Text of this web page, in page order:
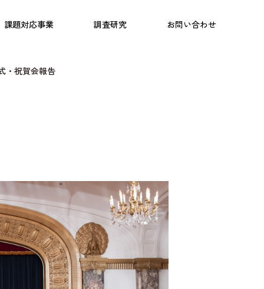
課題対応事業 調査研究 お問い合わせ
プログラム こども研究所
・祝賀会報告